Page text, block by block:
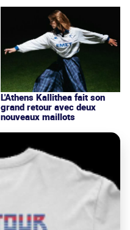
L'Athens Kallithea fait son
grand retour avec deux
nouveaux maillots